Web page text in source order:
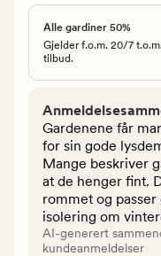
Alle gardiner 50%
Gjelder f.o.m. 20/7
tilbud.
Gardenene får
for sin gode
Mange beskriver
at de henger fint.
rommet og
isolering om
AI-generert
kundeanmeldelser